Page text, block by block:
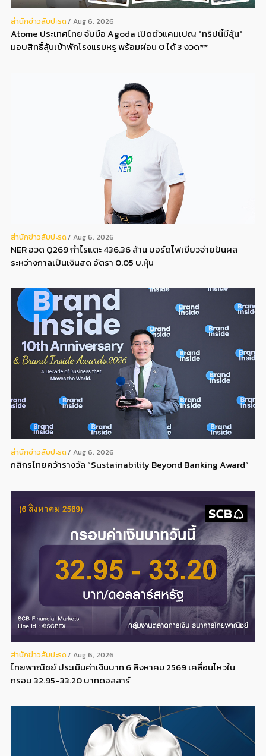
สํานักข่าวสับปะรด Aug 6, 2026
Atome ประเทศไทย จับมือ Agoda เปิดตัวแคมเปญ "ทริปนี้มีลุ้น"
มอบสิทธิ์ลุ้นเข้าพักโรงแรมหรู พร้อมผ่อน 0 ได้ 3 งวด**
สํานักข่าวสับปะรด Aug 6, 2026
NER อวด Q269 กำไรแตะ 436.36 ล้าน บอร์ดไฟเขียวจ่ายปันผล
ระหว่างกาลเป็นเงินสด อัตรา 0.05 บ.หุ้น
สํานักข่าวสับปะรด Aug 6, 2026
กสิกรไทยคว้ารางวัล “Sustainability Beyond Banking Award”
สํานักข่าวสับปะรด Aug 6, 2026
ไทยพาณิชย์ ประเมินค่าเงินบาท 6 สิงหาคม 2569 เคลื่อนไหวใน
กรอบ 32.95-33.20 บาทดอลลาร์